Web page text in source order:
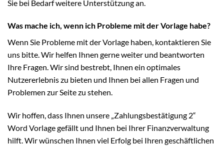
Sie bei Bedarf weitere Unterstützung an.
Was mache ich, wenn ich Probleme mit der Vorlage habe?
Wenn Sie Probleme mit der Vorlage haben, kontaktieren Sie
uns bitte. Wir helfen Ihnen gerne weiter und beantworten
Ihre Fragen. Wir sind bestrebt, Ihnen ein optimales
Nutzererlebnis zu bieten und Ihnen bei allen Fragen und
Problemen zur Seite zu stehen.
Wir hoffen, dass Ihnen unsere „Zahlungsbestätigung 2“
Word Vorlage gefällt und Ihnen bei Ihrer Finanzverwaltung
hilft. Wir wünschen Ihnen viel Erfolg bei Ihren geschäftlichen